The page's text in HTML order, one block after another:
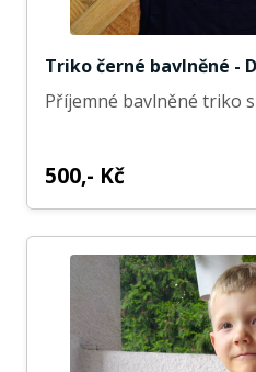
Triko černé bavlněné -
Příjemné bavlněné triko
500,- Kč